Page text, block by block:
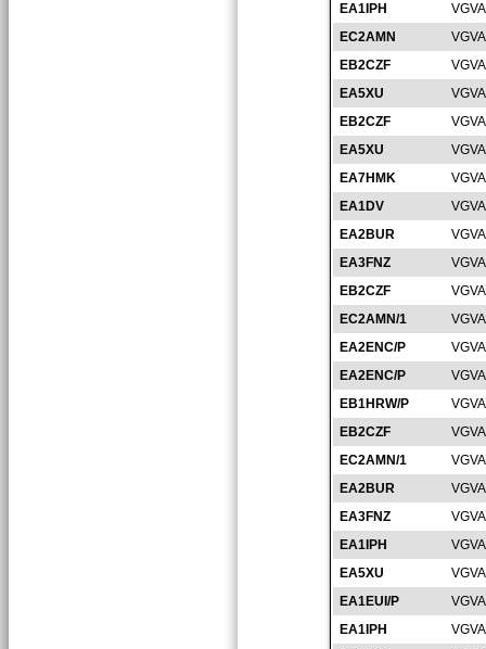
EA1IPH
EC2AMN
EB2CZF
EA5XU
EB2CZF
EA5XU
EA7HMK
EA1DV
EA2BUR
EA3FNZ
EB2CZF
EC2AMN/1
EA2ENC/P
EA2ENC/P
EB1HRW/P
EB2CZF
EC2AMN/1
EA2BUR
EA3FNZ
EA1IPH
EA5XU
EA1EUI/P
EA1IPH